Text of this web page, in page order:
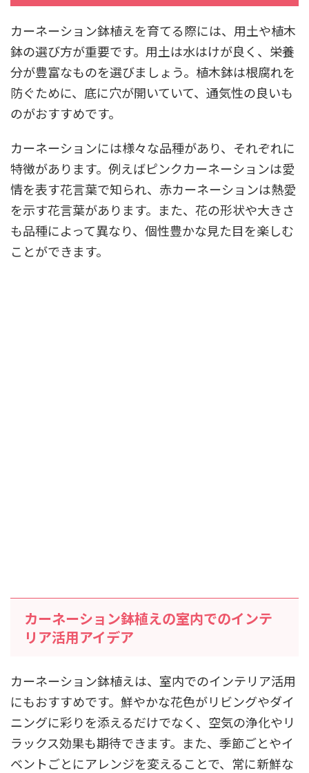
カーネーション鉢植えを育てる際には、用土や植木
鉢の選び方が重要です。用土は水はけが良く、栄養
分が豊富なものを選びましょう。植木鉢は根腐れを
防ぐために、底に穴が開いていて、通気性の良いも
のがおすすめです。
カーネーションには様々な品種があり、それぞれに
特徴があります。例えばピンクカーネーションは愛
情を表す花言葉で知られ、赤カーネーションは熱愛
を示す花言葉があります。また、花の形状や大きさ
も品種によって異なり、個性豊かな見た目を楽しむ
ことができます。
カーネーション鉢植えの室内でのインテ
リア活用アイデア
カーネーション鉢植えは、室内でのインテリア活用
にもおすすめです。鮮やかな花色がリビングやダイ
ニングに彩りを添えるだけでなく、空気の浄化やリ
ラックス効果も期待できます。また、季節ごとやイ
ベントごとにアレンジを変えることで、常に新鮮な